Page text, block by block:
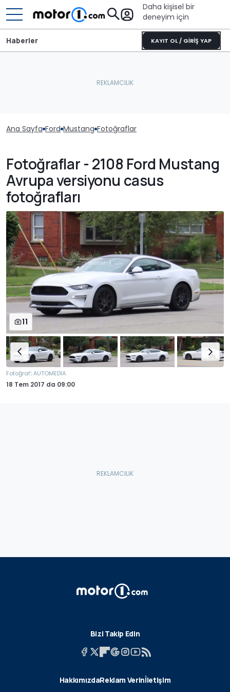
Daha kişisel bir
deneyim için
KAYIT OL / GİRİŞ YAP
Haberler
Ana Sayfa Ford Mustang Fotoğraflar
Fotoğraflar - 2108 Ford Mustang
Avrupa versiyonu casus
fotoğrafları
11
Fotoğraf:AUTOMEDIA
18 Tem 2017 da 09:00
Bizi Takip Edin
HakkımızdaReklam Verinİletişim